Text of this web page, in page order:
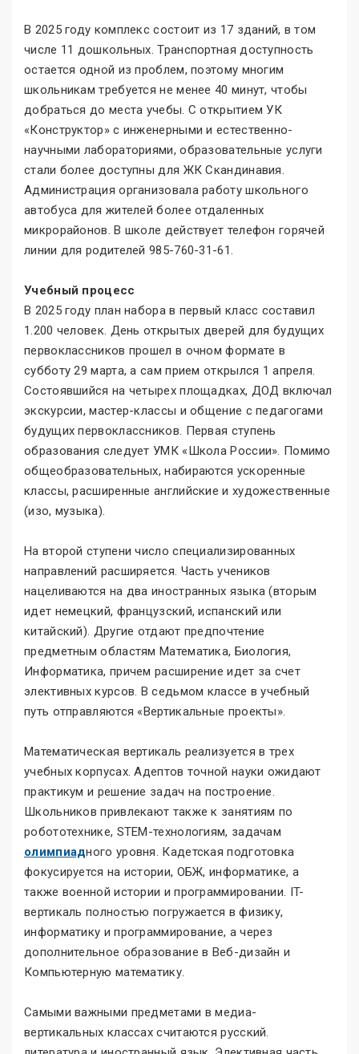
В 2025 году комплекс состоит из 17 зданий, в том
числе 11 дошкольных. Транспортная доступность
остается одной из проблем, поэтому многим
школьникам требуется не менее 40 минут, чтобы
добраться до места учебы. С открытием УК
«Конструктор» с инженерными и естественно-
научными лабораториями, образовательные услуги
стали более доступны для ЖК Скандинавия.
Администрация организовала работу школьного
автобуса для жителей более отдаленных
микрорайонов. В школе действует телефон горячей
линии для родителей 985-760-31-61.
Учебный процесс
В 2025 году план набора в первый класс составил
1.200 человек. День открытых дверей для будущих
первоклассников прошел в очном формате в
субботу 29 марта, а сам прием открылся 1 апреля.
Состоявшийся на четырех площадках, ДОД включал
экскурсии, мастер-классы и общение с педагогами
будущих первоклассников. Первая ступень
образования следует УМК «Школа России». Помимо
общеобразовательных, набираются ускоренные
классы, расширенные английские и художественные
(изо, музыка).
На второй ступени число специализированных
направлений расширяется. Часть учеников
нацеливаются на два иностранных языка (вторым
идет немецкий, французский, испанский или
китайский). Другие отдают предпочтение
предметным областям Математика, Биология,
Информатика, причем расширение идет за счет
элективных курсов. В седьмом классе в учебный
путь отправляются «Вертикальные проекты».
Математическая вертикаль реализуется в трех
учебных корпусах. Адептов точной науки ожидают
практикум и решение задач на построение.
Школьников привлекают также к занятиям по
робототехнике, STEM-технологиям, задачам
олимпиадного уровня. Кадетская подготовка
фокусируется на истории, ОБЖ, информатике, а
также военной истории и программировании. IT-
вертикаль полностью погружается в физику,
информатику и программирование, а через
дополнительное образование в Веб-дизайн и
Компьютерную математику.
Самыми важными предметами в медиа-
вертикальных классах считаются русский.